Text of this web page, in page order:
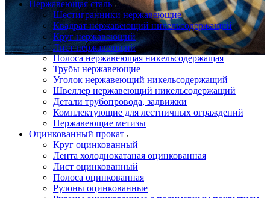
Нержавеющая сталь
Шестигранники нержавеющие
Квадрат нержавеющий никельсодержащий
Круг нержавеющий
Лист нержавеющий
Полоса нержавеющая никельсодержащая
Трубы нержавеющие
Уголок нержавеющий никельсодержащий
Швеллер нержавеющий никельсодержащий
Детали трубопровода, задвижки
Комплектующие для лестничных ограждений
Нержавеющие метизы
Оцинкованный прокат
Круг оцинкованный
Лента холоднокатаная оцинкованная
Лист оцинкованный
Полоса оцинкованная
Рулоны оцинкованные